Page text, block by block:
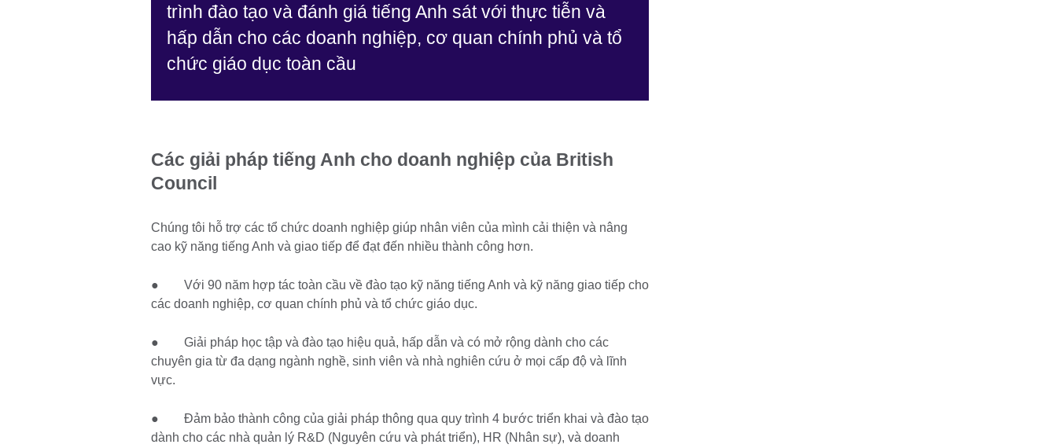
trình đào tạo và đánh giá tiếng Anh sát với thực tiễn và
hấp dẫn cho các doanh nghiệp, cơ quan chính phủ và tổ
chức giáo dục toàn cầu
Các giải pháp tiếng Anh cho doanh nghiệp của British
Council
Chúng tôi hỗ trợ các tổ chức doanh nghiệp giúp nhân viên của mình cải thiện và nâng
cao kỹ năng tiếng Anh và giao tiếp để đạt đến nhiều thành công hơn.
● Với 90 năm hợp tác toàn cầu về đào tạo kỹ năng tiếng Anh và kỹ năng giao tiếp cho
các doanh nghiệp, cơ quan chính phủ và tổ chức giáo dục.
● Giải pháp học tập và đào tạo hiệu quả, hấp dẫn và có mở rộng dành cho các
chuyên gia từ đa dạng ngành nghề, sinh viên và nhà nghiên cứu ở mọi cấp độ và lĩnh
vực.
● Đảm bảo thành công của giải pháp thông qua quy trình 4 bước triển khai và đào tạo
dành cho các nhà quản lý R&D (Nguyên cứu và phát triển), HR (Nhân sự), và doanh